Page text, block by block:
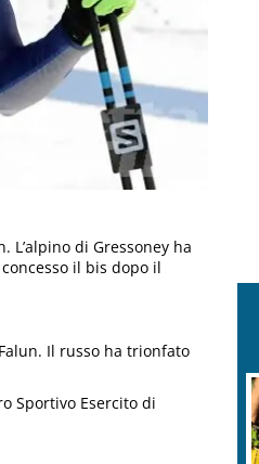
L’alpino di Gressoney ha
il bis dopo il
Il russo ha trionfato
Sportivo Esercito di